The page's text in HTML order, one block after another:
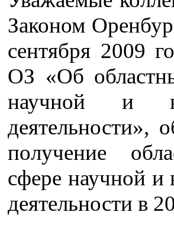
Законом
сентября 2009
ОЗ «Об
научной и
деятельности»,
получение
сфере научной и
деятельности в